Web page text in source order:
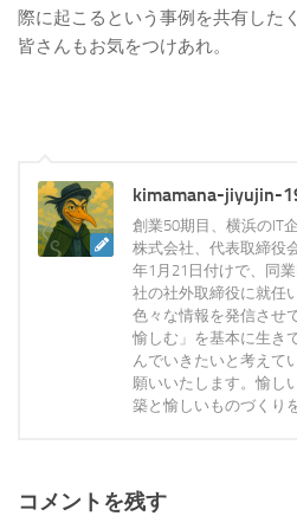
際に起こるという事例を共有した
皆さんもお気をつけあれ。
kimamana-jiyujin-
創業50期目、横浜のIT
株式会社、代表取締役
年1月21日付けで、同
社の社外取締役に就任
色々な情報を発信させ
愉しむ」を基本に生き
んでいきたいと考えて
願いいたします。愉し
築と愉しいものづくり
コメントを残す